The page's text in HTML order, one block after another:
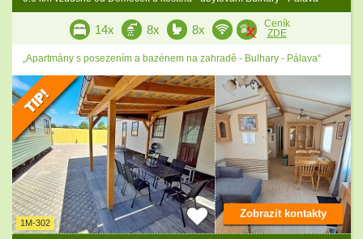
14x 8x 8x
Ceník
ZDE
„Apartmány s posezením a bazénem na zahradě - Bulhary - Pálava“
1M-302
Zobrazit kontakty